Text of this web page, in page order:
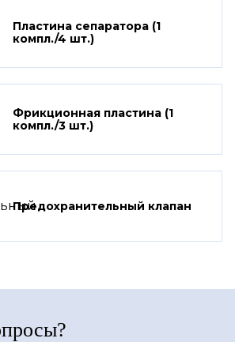
Пластина сепаратора (1
компл./4 шт.)
Фрикционная пластина (1
компл./3 шт.)
Предохранительный клапан